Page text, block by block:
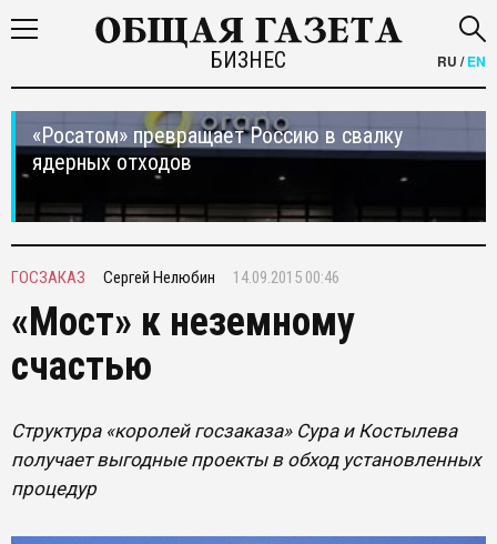
БИЗНЕС RU /EN
«Росатом» превращает Россию в свалку
ядерных отходов
ГОСЗАКАЗ Сергей Нелюбин 14.09.2015 00:46
«Мост» к неземному
счастью
Структура «королей госзаказа» Сура и Костылева
получает выгодные проекты в обход установленных
процедур